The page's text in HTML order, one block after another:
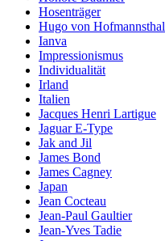
Hosenträger
Hugo von Hofmannsthal
Ianva
Impressionismus
Individualität
Irland
Italien
Jacques Henri Lartigue
Jaguar E-Type
Jak and Jil
James Bond
James Cagney
Japan
Jean Cocteau
Jean-Paul Gaultier
Jean-Yves Tadie